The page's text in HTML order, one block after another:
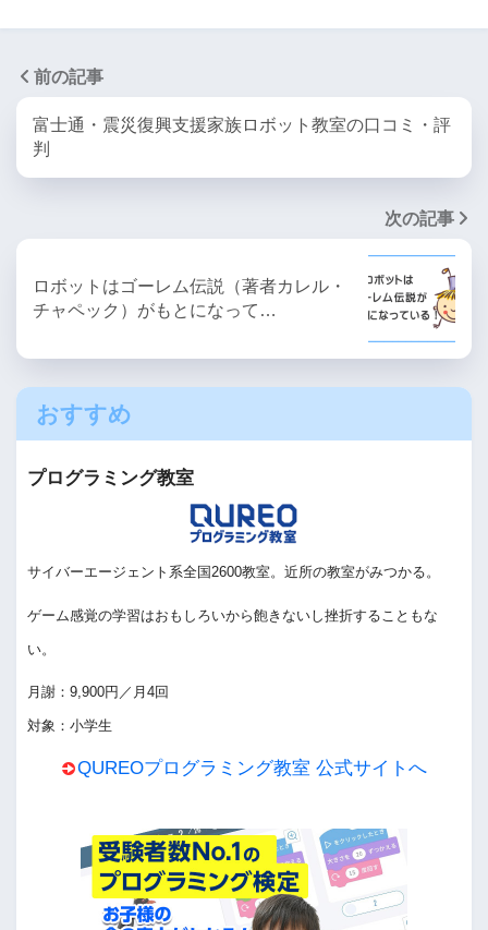
前の記事
富士通・震災復興支援家族ロボット教室の口コミ・評
判
次の記事
ロボットはゴーレム伝説（著者カレル・
チャペック）がもとになって…
おすすめ
プログラミング教室
サイバーエージェント系全国2600教室。近所の教室がみつかる。
ゲーム感覚の学習はおもしろいから飽きないし挫折することもな
い。
月謝：9,900円／月4回
対象：小学生
QUREOプログラミング教室 公式サイトへ